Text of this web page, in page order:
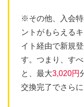
※その他、入会
ントがもらえる
イト経由で新規
す。つまり、す
と、最大3,020円
交換完了でさらに